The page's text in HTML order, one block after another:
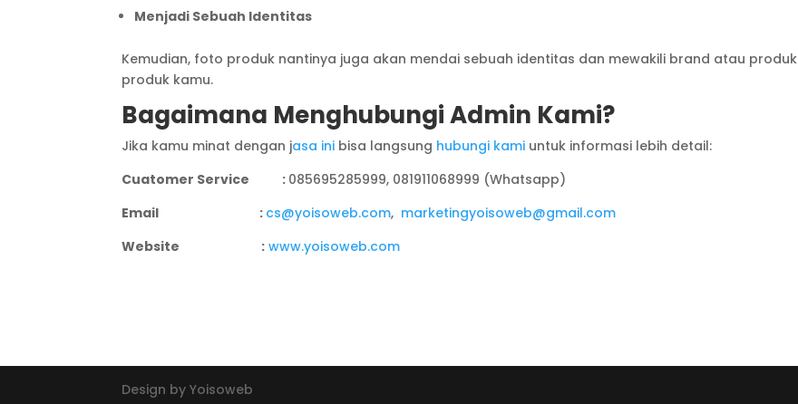
Menjadi Sebuah Identitas
Kemudian, foto produk nantinya juga akan mendai sebuah identitas dan mewakili brand atau produk
produk kamu.
Bagaimana Menghubungi Admin Kami?
Jika kamu minat dengan jasa ini bisa langsung hubungi kami untuk informasi lebih detail:
Cuatomer Service : 085695285999, 081911068999 (Whatsapp)
Email : cs@yoisoweb.com, marketingyoisoweb@gmail.com
Website : www.yoisoweb.com
Design by Yoisoweb